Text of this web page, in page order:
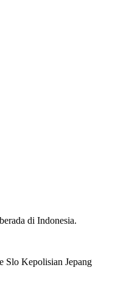
di Indonesia.
Slo Kepolisian Jepang